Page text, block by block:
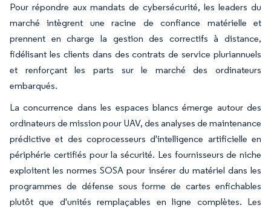
Pour répondre aux mandats de cybersécurité, les leaders du
marché intègrent une racine de confiance matérielle et
prennent en charge la gestion des correctifs à distance,
fidélisant les clients dans des contrats de service pluriannuels
et renforçant les parts sur le marché des ordinateurs
embarqués.
La concurrence dans les espaces blancs émerge autour des
ordinateurs de mission pour UAV, des analyses de maintenance
prédictive et des coprocesseurs d'intelligence artificielle en
périphérie certifiés pour la sécurité. Les fournisseurs de niche
exploitent les normes SOSA pour insérer du matériel dans les
programmes de défense sous forme de cartes enfichables
plutôt que d'unités remplaçables en ligne complètes. Les